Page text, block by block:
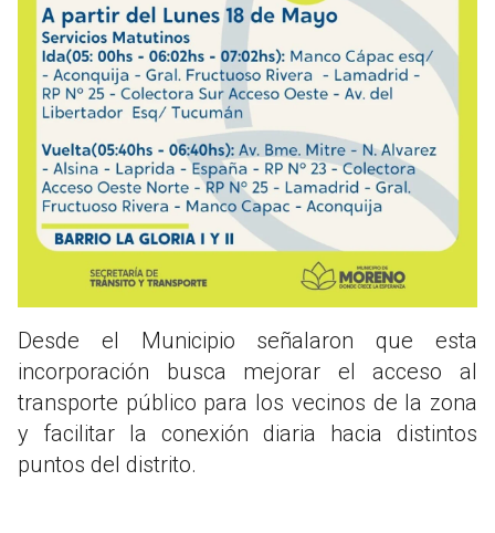
Desde el Municipio señalaron que esta
incorporación busca mejorar el acceso al
transporte público para los vecinos de la zona
y facilitar la conexión diaria hacia distintos
puntos del distrito.